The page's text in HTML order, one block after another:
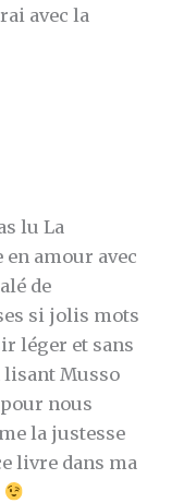
avec la
lu La
amour avec
de
si jolis mots
léger et sans
lisant Musso
nous
la justesse
livre dans ma